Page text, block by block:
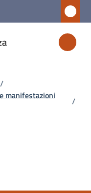
/
manifestazioni
/